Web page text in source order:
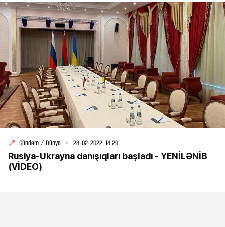
Gündəm / Dünya 28-02-2022, 14:29
Rusiya-Ukrayna danışıqları başladı - YENİLƏNİB
(VİDEO)